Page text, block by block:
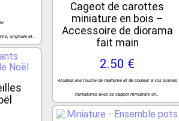
originale et...
Cageot de carottes
miniature en bois –
Accessoire de diorama
fait main
2.50 €
Ajoutez une touche de réalisme et de couleur à vos scènes
miniatures avec ce cageot miniature en...